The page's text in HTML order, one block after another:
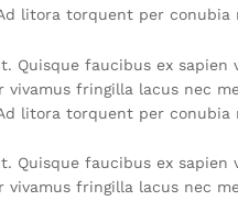
litora torquent per conubia
Quisque faucibus ex
fringilla lacus nec
litora torquent per conubia
Quisque faucibus ex
fringilla lacus nec